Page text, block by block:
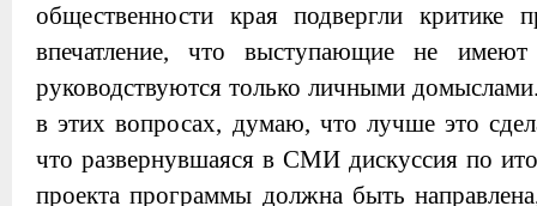
общественности края подвергли критике
впечатление, что выступающие не
руководствуются только личными
в этих вопросах, думаю, что лучше это
что развернувшаяся в СМИ дискуссия по
проекта программы должна быть